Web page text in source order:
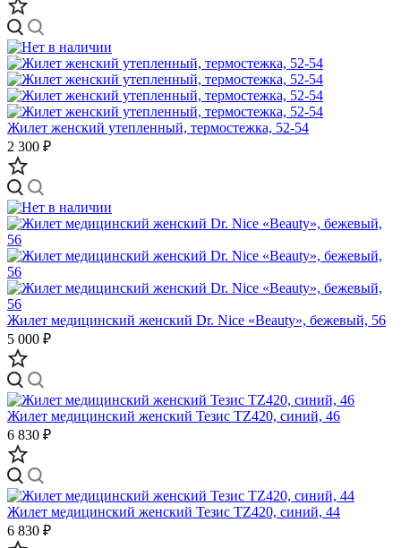
Жилет женский утепленный, термостежка, 52-54
2 300 ₽
Жилет медицинский женский Dr. Nice «Beauty», бежевый, 56
5 000 ₽
Жилет медицинский женский Тезис TZ420, синий, 46
6 830 ₽
Жилет медицинский женский Тезис TZ420, синий, 44
6 830 ₽